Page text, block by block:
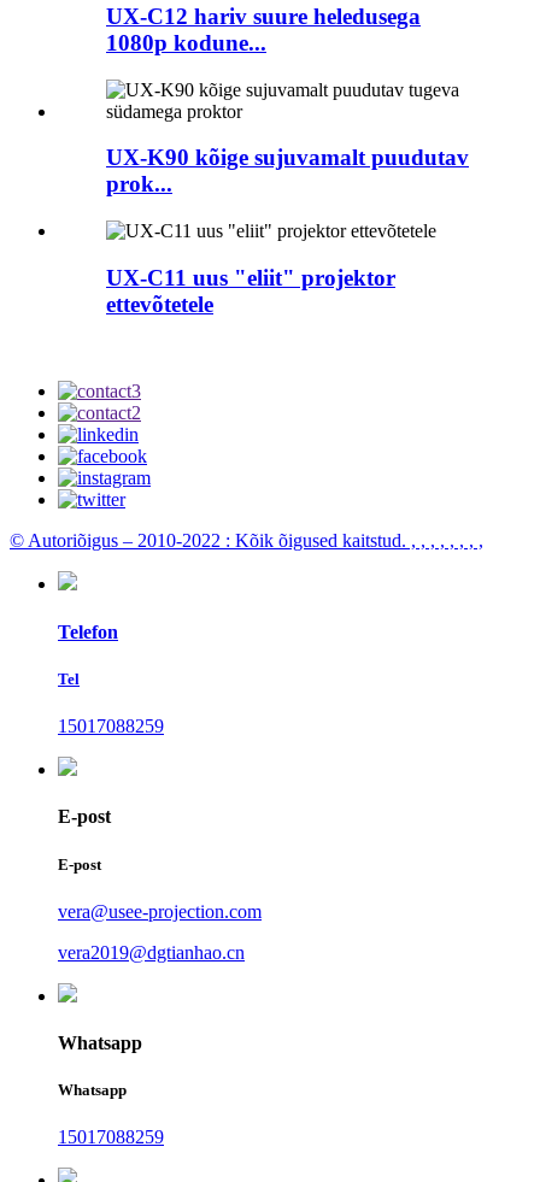
UX-C12 hariv suure heledusega
1080p kodune...
UX-K90 kõige sujuvamalt puudutav
prok...
UX-C11 uus "eliit" projektor
ettevõtetele
© Autoriõigus – 2010-2022 : Kõik õigused kaitstud. , , , , , , , ,
Telefon
Tel
15017088259
E-post
E-post
vera@usee-projection.com
vera2019@dgtianhao.cn
Whatsapp
Whatsapp
15017088259